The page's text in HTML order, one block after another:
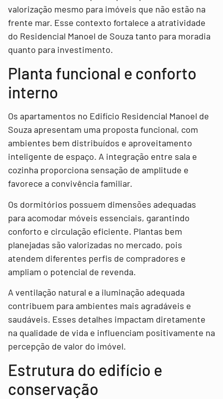
valorização mesmo para imóveis que não estão na
frente mar. Esse contexto fortalece a atratividade
do Residencial Manoel de Souza tanto para moradia
quanto para investimento.
Planta funcional e conforto
interno
Os apartamentos no Edifício Residencial Manoel de
Souza apresentam uma proposta funcional, com
ambientes bem distribuídos e aproveitamento
inteligente de espaço. A integração entre sala e
cozinha proporciona sensação de amplitude e
favorece a convivência familiar.
Os dormitórios possuem dimensões adequadas
para acomodar móveis essenciais, garantindo
conforto e circulação eficiente. Plantas bem
planejadas são valorizadas no mercado, pois
atendem diferentes perfis de compradores e
ampliam o potencial de revenda.
A ventilação natural e a iluminação adequada
contribuem para ambientes mais agradáveis e
saudáveis. Esses detalhes impactam diretamente
na qualidade de vida e influenciam positivamente na
percepção de valor do imóvel.
Estrutura do edifício e
conservação